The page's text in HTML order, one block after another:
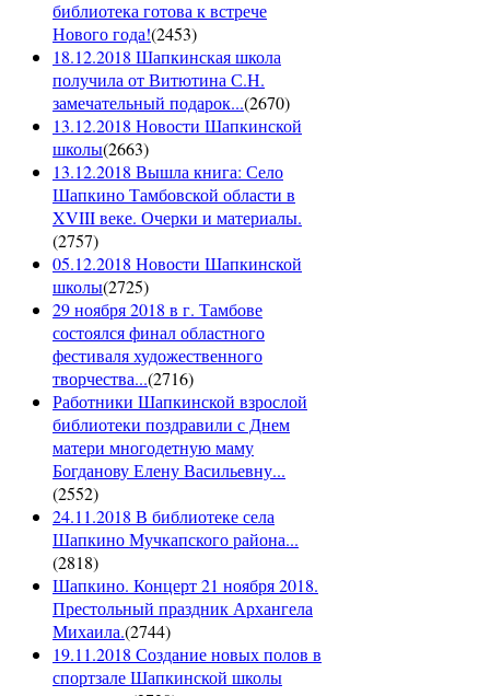
библиотека готова к встрече
Нового года!(2453)
18.12.2018 Шапкинская школа
получила от Витютина С.Н.
замечательный подарок...(2670)
13.12.2018 Новости Шапкинской
школы(2663)
13.12.2018 Вышла книга: Село
Шапкино Тамбовской области в
XVIII веке. Очерки и материалы.
(2757)
05.12.2018 Новости Шапкинской
школы(2725)
29 ноября 2018 в г. Тамбове
состоялся финал областного
фестиваля художественного
творчества...(2716)
Работники Шапкинской взрослой
библиотеки поздравили с Днем
матери многодетную маму
Богданову Елену Васильевну...
(2552)
24.11.2018 В библиотеке села
Шапкино Мучкапского района...
(2818)
Шапкино. Концерт 21 ноября 2018.
Престольный праздник Архангела
Михаила.(2744)
19.11.2018 Создание новых полов в
спортзале Шапкинской школы